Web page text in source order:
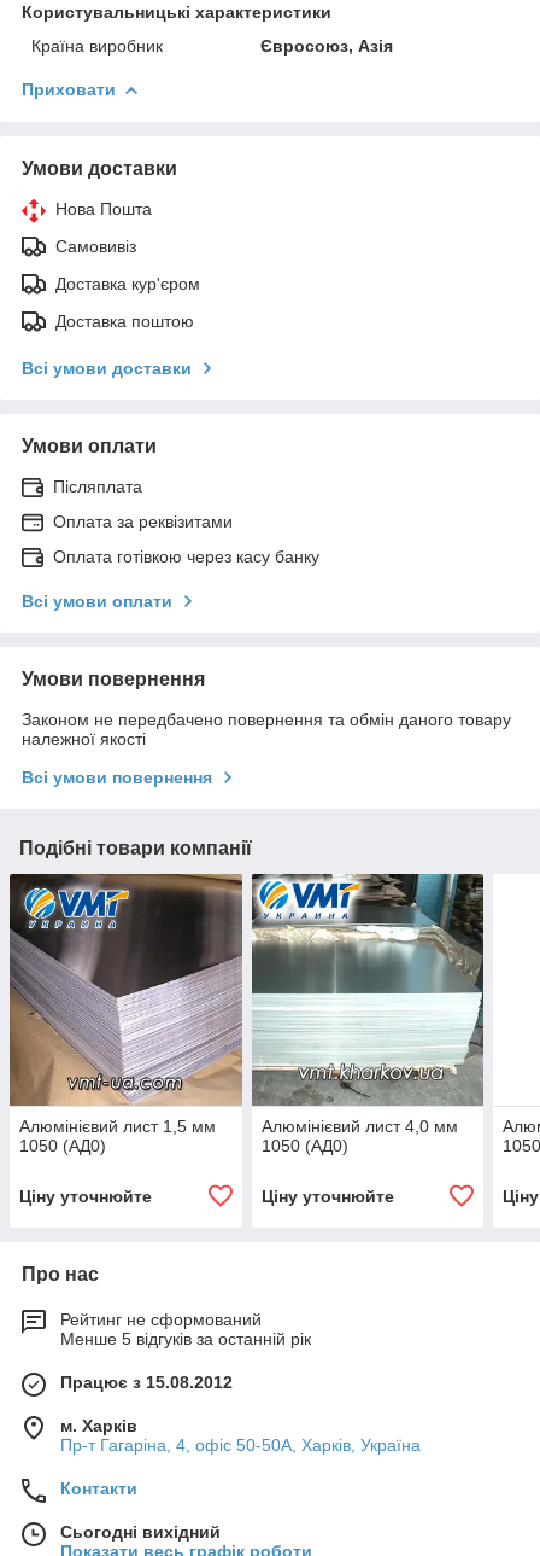
Користувальницькі характеристики
Країна виробник
Євросоюз, Азія
Приховати
Умови доставки
Нова Пошта
Самовивіз
Доставка кур'єром
Доставка поштою
Всі умови доставки
Умови оплати
Післяплата
Оплата за реквізитами
Оплата готівкою через касу банку
Всі умови оплати
Умови повернення
Законом не передбачено повернення та обмін даного товару
належної якості
Всі умови повернення
Подібні товари компанії
Алюмінієвий лист 1,5 мм
1050 (АД0)
Ціну уточнюйте
Алюмінієвий лист 4,0 мм
1050 (АД0)
Ціну уточнюйте
Про нас
Рейтинг не сформований
Менше 5 відгуків за останній рік
Працює з 15.08.2012
м. Харків
Пр-т Гагаріна, 4, офіс 50-50A, Харків, Україна
Контакти
Сьогодні вихідний
Показати весь графік роботи